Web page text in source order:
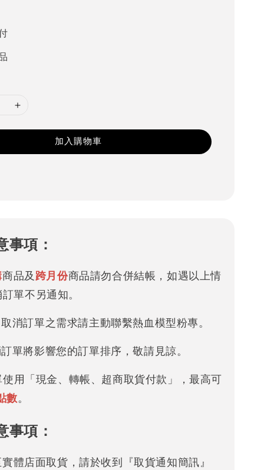
加入購物車
事項：
商品及 跨月份商品請勿合併結帳，如遇以上情
單不另通知。
消訂單之需求請主動聯繫熱血模型粉專。
單將影響您的訂單排序，敬請見諒。
用「現金、轉帳、超商取貨付款」，最高可
數。
事項：
體店面取貨，請於收到『取貨通知簡訊』